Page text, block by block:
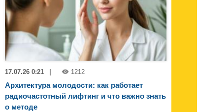
17.07.26 0:21 1212
Архитектура молодости: как работает
радиочастотный лифтинг и что важно знать
о методе